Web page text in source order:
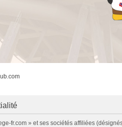
fr.com » et ses sociétés affiliées